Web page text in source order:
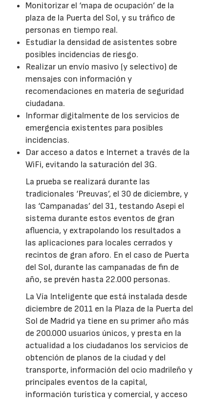
Monitorizar el ‘mapa de ocupación’ de la
plaza de la Puerta del Sol, y su tráfico de
personas en tiempo real.
Estudiar la densidad de asistentes sobre
posibles incidencias de riesgo.
Realizar un envío masivo (y selectivo) de
mensajes con información y
recomendaciones en materia de seguridad
ciudadana.
Informar digitalmente de los servicios de
emergencia existentes para posibles
incidencias.
Dar acceso a datos e Internet a través de la
WiFi, evitando la saturación del 3G.
La prueba se realizará durante las
tradicionales ‘Preuvas’, el 30 de diciembre, y
las ‘Campanadas’ del 31, testando Asepi el
sistema durante estos eventos de gran
afluencia, y extrapolando los resultados a
las aplicaciones para locales cerrados y
recintos de gran aforo. En el caso de Puerta
del Sol, durante las campanadas de fin de
año, se prevén hasta 22.000 personas.
La Vía Inteligente que está instalada desde
diciembre de 2011 en la Plaza de la Puerta del
Sol de Madrid ya tiene en su primer año más
de 200.000 usuarios únicos, y presta en la
actualidad a los ciudadanos los servicios de
obtención de planos de la ciudad y del
transporte, información del ocio madrileño y
principales eventos de la capital,
información turística y comercial, y acceso